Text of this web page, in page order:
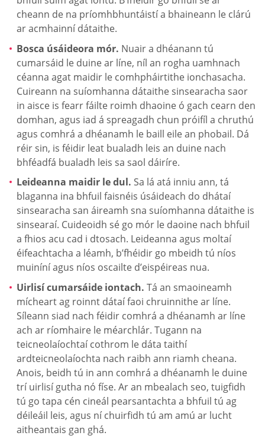
cheann de na príomhbhuntáistí a bhaineann le clárú
ar acmhainní dátaithe.
Bosca úsáideora mór. Nuair a dhéanann tú
cumarsáid le duine ar líne, níl an rogha uamhnach
céanna agat maidir le comhpháirtithe ionchasacha.
Cuireann na suíomhanna dátaithe sinsearacha saor
in aisce is fearr fáilte roimh dhaoine ó gach cearn den
domhan, agus iad á spreagadh chun próifíl a chruthú
agus comhrá a dhéanamh le baill eile an phobail. Dá
réir sin, is féidir leat bualadh leis an duine nach
bhféadfá bualadh leis sa saol dáiríre.
Leideanna maidir le dul. Sa lá atá inniu ann, tá
blaganna ina bhfuil faisnéis úsáideach do dhátaí
sinsearacha san áireamh sna suíomhanna dátaithe is
sinsearaí. Cuideoidh sé go mór le daoine nach bhfuil
a fhios acu cad i dtosach. Leideanna agus moltaí
éifeachtacha a léamh, b’fhéidir go mbeidh tú níos
muiníní agus níos oscailte d’eispéireas nua.
Uirlisí cumarsáide iontach. Tá an smaoineamh
mícheart ag roinnt dátaí faoi chruinnithe ar líne.
Síleann siad nach féidir comhrá a dhéanamh ar líne
ach ar ríomhaire le méarchlár. Tugann na
teicneolaíochtaí cothrom le dáta taithí
ardteicneolaíochta nach raibh ann riamh cheana.
Anois, beidh tú in ann comhrá a dhéanamh le duine
trí uirlisí gutha nó físe. Ar an mbealach seo, tuigfidh
tú go tapa cén cineál pearsantachta a bhfuil tú ag
déileáil leis, agus ní chuirfidh tú am amú ar lucht
aitheantais gan ghá.